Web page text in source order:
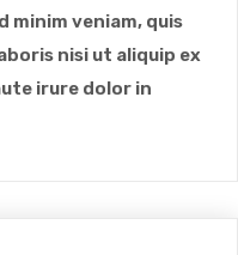
minim veniam, quis
nisi ut aliquip ex
irure dolor in